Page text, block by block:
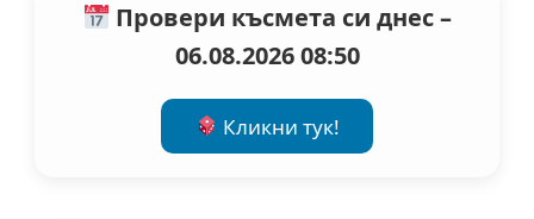
Провери късмета си днес –
06.08.2026 08:50
Кликни тук!